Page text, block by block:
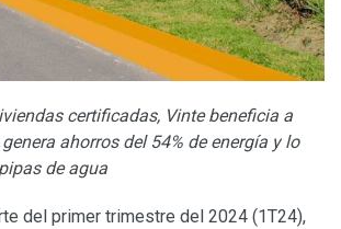
certificadas, Vinte beneficia a
ahorros del 54% de energía y lo
de agua
del primer trimestre del 2024 (1T24),